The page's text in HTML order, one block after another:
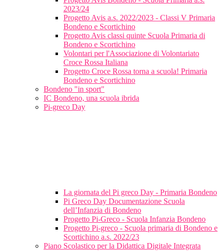
2023/24
Progetto Avis a.s. 2022/2023 - Classi V Primaria
Bondeno e Scortichino
Progetto Avis classi quinte Scuola Primaria di
Bondeno e Scortichino
Volontari per l'Associazione di Volontariato
Croce Rossa Italiana
Progetto Croce Rossa torna a scuola! Primaria
Bondeno e Scortichino
Bondeno "in sport"
IC Bondeno, una scuola ibrida
Pi-greco Day
La giornata del Pi greco Day - Primaria Bondeno
Pi Greco Day Documentazione Scuola
dell’Infanzia di Bondeno
Progetto Pi-Greco - Scuola Infanzia Bondeno
Progetto Pi-greco - Scuola primaria di Bondeno e
Scortichino a.s. 2022/23
Piano Scolastico per la Didattica Digitale Integrata